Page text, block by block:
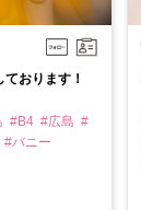
おります！
#B4 #広島 #
#バニー